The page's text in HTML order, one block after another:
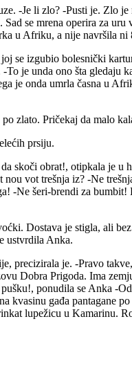
-Je li zlo? -Pusti je. Zlo
se mrena operira za
u Afriku, a nije navršila ni
izgubio bolesnički
je unda ono šta gledaju
je onda umrla časna u
zlato. Pričekaj da malo
prsiju.
skoči obrat!, otipkala je
vot trešnja iz? -Ne
-Ne šeri-brendi za
Dostava je stigla, ali
ustvrdila Anka.
precizirala je. -Pravo
Dobra Prigoda. Ima
ponudila se Anka -
kvasinu gađa pantagane
lupežicu u Kamarinu.